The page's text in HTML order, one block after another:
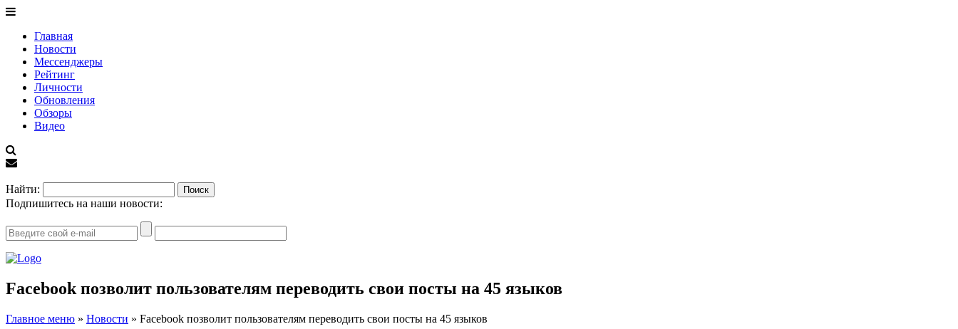
Главная
Новости
Мессенджеры
Рейтинг
Личности
Обновления
Обзоры
Видео
Найти:
Подпишитесь на наши новости:
Facebook позволит пользователям переводить свои посты на 45 языков
Главное меню » Новости » Facebook позволит пользователям переводить свои посты на 45 языков